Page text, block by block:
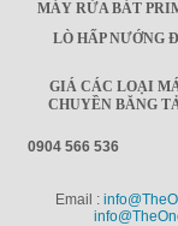
MÁY RỬA BÁT
LÒ HẤP NƯỚNG
GIÁ CÁC LOẠI
CHUYỀN BĂNG
0904 566 536
Email :